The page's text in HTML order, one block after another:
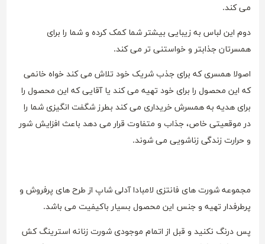
می کند.
دوم این لباس به زیبایی بیشتر شما کمک کرده و شما را برای
همسرتان جذابتر و خواستنی تر می کند.
اصولا همسری که برای جذب شریک خود تلاش می کند خواه خانمی
که این محصول را برای خود تهیه می کند یا آقایی که این محصول را
برای هدیه به همسرش خریداری می کند بطرز شگفت انگیزی شما را
در موقعیتی خاص، جذاب و متفاوت قرار می دهد باعث افزایش شور
و حرارت زندگی زناشویی می شوند.
مجموعه شورت های فانتزی لامبادا آدلی شاپ از طرح های پرفروش و
پرطرفدار تهیه و جنس این محصول بسیار باکیفیت می باشد.
پس درنگ نکنید و قبل از اتمام موجودی شورت زنانه استرینگ کش